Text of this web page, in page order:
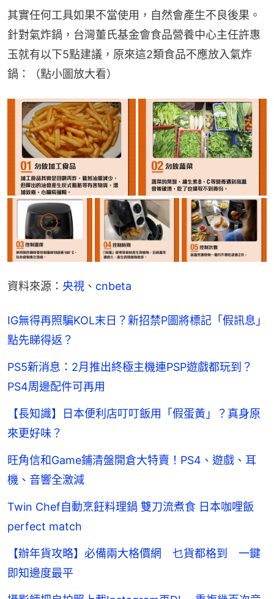
其實任何工具如果不當使用，自然會產生不良後果。
針對氣炸鍋，台灣董氏基金會食品營養中心主任許惠
玉就有以下5點建議，原來這2類食品不應放入氣炸
鍋：（點小圖放大看）
資料來源： 央視 、 cnbeta
IG無得再照騙KOL末日？新招禁P圖將標記「假訊息」
點先睇得返？
PS5新消息：2月推出終極主機連PSP遊戲都玩到？
PS4周邊配件可再用
【長知識】日本便利店叮叮飯用「假蛋黃」？真身原
來更好味？
旺角信和Game鋪清盤開倉大特賣！PS4、遊戲、耳
機、音響全激減
Twin Chef自動烹飪料理鍋 雙刀流煮食 日本咖哩飯
perfect match
【辦年貨攻略】必備兩大格價網 乜貨都格到 一鍵
即知邊度最平